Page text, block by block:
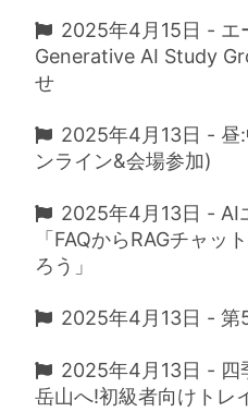
2025年4月15日 - エ
Generative AI Study
せ
2025年4月13日 - 昼
ンライン&会場参加)
2025年4月13日 - AI
「FAQからRAGチャ
ろう」
2025年4月13日 - 第
2025年4月13日 - 四
岳山へ!初級者向けトレ